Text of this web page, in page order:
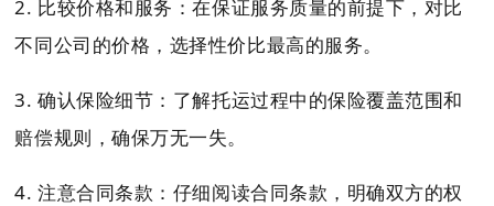
2. 比较价格和服务：在保证服务质量的前提下，对比
不同公司的价格，选择性价比最高的服务。
3. 确认保险细节：了解托运过程中的保险覆盖范围和
赔偿规则，确保万无一失。
4. 注意合同条款：仔细阅读合同条款，明确双方的权